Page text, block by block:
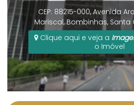
CEP: 88215-000,Avenida
Mariscal,Bombinhas, Santa
Clique aqui e veja a
o Imóvel